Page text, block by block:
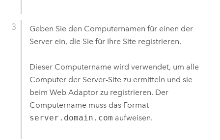
Geben Sie den Computernamen für einen der
Server ein, die Sie für Ihre Site registrieren.
Dieser Computername wird verwendet, um alle
Computer der Server-Site zu ermitteln und sie
beim Web Adaptor zu registrieren. Der
Computername muss das Format
server.domain.com aufweisen.